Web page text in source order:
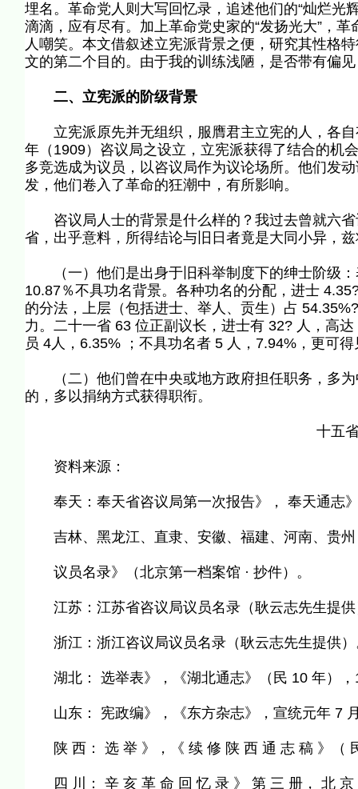
埋名。革命党人则大写回忆录，追述他们的“灿烂光
滴滴，应有尽有。加上革命党史家的“发扬光大”，
人嘲笑。本文借叙述立宪派背景之便，研究其性格
文的第二个目的。由于我的训练浅陋，是否带有偏
二、立宪派的阶级背景
立宪派原先并无组织，服膺君主立宪的人，各自
年（1909）咨议局之设立，立宪派获得了结合的机
多竞选成为议员，以咨议局作为议论场所。他们发
发，他们卷入了革命的狂潮中，有所影响。
咨议局人士的背景是什么样的？我过去曾就六省
省，出乎意料，所得结论与旧日者竟是大同小异，
（一）他们是出身于旧科举制度下的绅士阶级：
10.87％不具功名背景。各种功名的分配，进士
的分法，上层（包括进士、举人、贡生）占
力。二十一省 63 位正副议长，进士有 32? 人，高
员 4人，6.35% ；不具功名者 5 人，7.94%，更可
（二）他们曾在中央或地方政府担任职务，多为
的，多以捐纳方式获得职衔。
十五省
资料来源：
奉天：奉天省咨议局第一次报告》， 奉天通志
吉林、黑龙江、直隶、安徽、福建、河南、贵州
议员名录》（北京第一档案馆 · 抄件）。
江苏：江苏省咨议局议员名录（耿云志先生提供
浙江：浙江咨议局议员名录（耿云志先生提供）
湖北： 选举表》，《湖北通志》（民 10 年）
山东： 宪政编》，《东方杂志》，宣统元年 7
陕 西： 选 举 》，《 续 修 陕 西 通 志 稿 》（
四 川： 辛 亥 革 命 回 忆 录 》 第 三 册， 北 京